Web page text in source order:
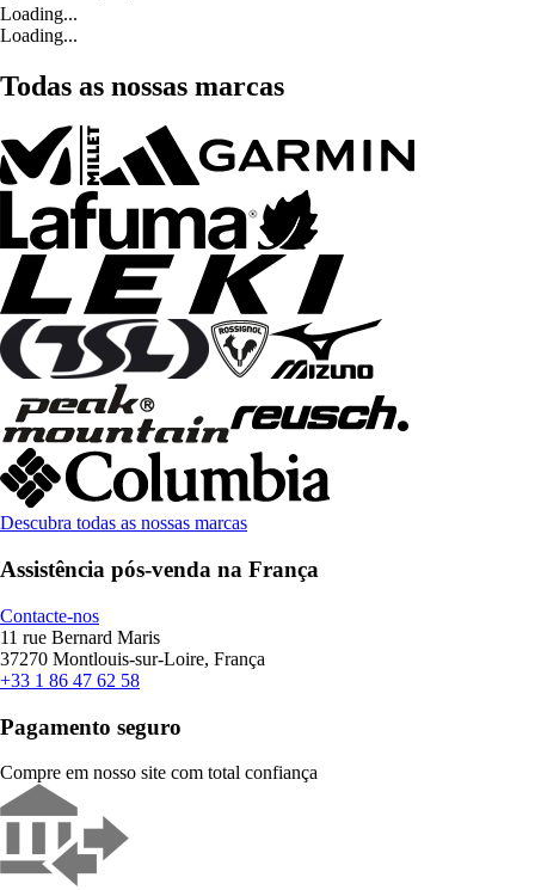
Loading...
Loading...
Todas as nossas marcas
Descubra todas as nossas marcas
Assistência pós-venda na França
Contacte-nos
11 rue Bernard Maris
37270 Montlouis-sur-Loire, França
+33 1 86 47 62 58
Pagamento seguro
Compre em nosso site com total confiança